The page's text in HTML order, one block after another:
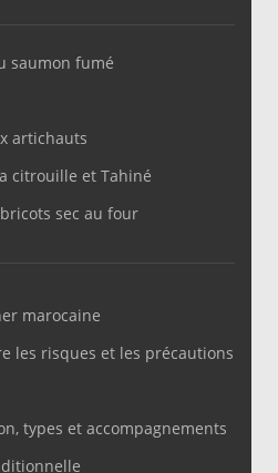
saumon fumé
artichauts
citrouille et Tahiné
sec au four
marocaine
les risques et les précautions
types et accompagnements